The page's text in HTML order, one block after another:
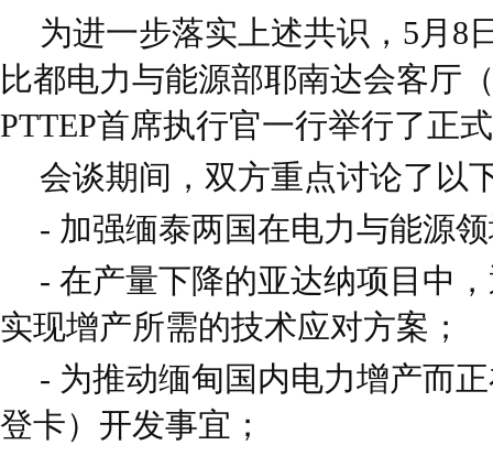
为进一步落实上述共识，5月8
比都电力与能源部耶南达会客
PTTEP首席执行官一行举行了正
会谈期间，双方重点讨论了以
- 加强缅泰两国在电力与能源
- 在产量下降的亚达纳项目中
实现增产所需的技术应对方案；
- 为推动缅甸国内电力增产而
登卡）开发事宜；